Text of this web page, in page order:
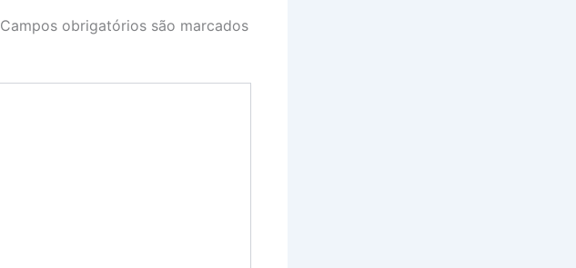
Campos obrigatórios são marcados